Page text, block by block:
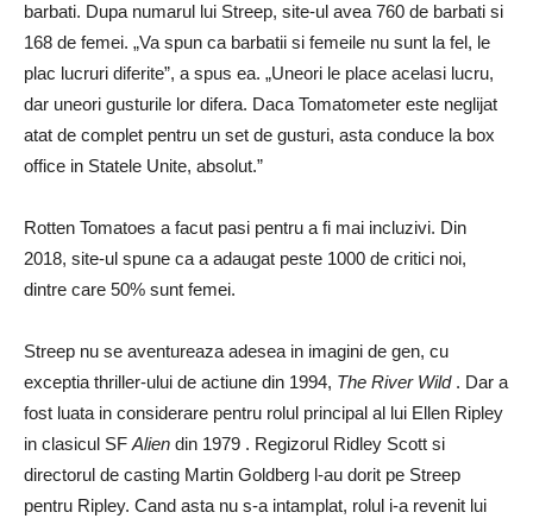
barbati. Dupa numarul lui Streep, site-ul avea 760 de barbati si
168 de femei. „Va spun ca barbatii si femeile nu sunt la fel, le
plac lucruri diferite”, a spus ea. „Uneori le place acelasi lucru,
dar uneori gusturile lor difera. Daca Tomatometer este neglijat
atat de complet pentru un set de gusturi, asta conduce la box
office in Statele Unite, absolut.”
Rotten Tomatoes a facut pasi pentru a fi mai incluzivi. Din
2018, site-ul spune ca a adaugat peste 1000 de critici noi,
dintre care 50% sunt femei.
Streep nu se aventureaza adesea in imagini de gen, cu
exceptia thriller-ului de actiune din 1994, The River Wild. Dar a
fost luata in considerare pentru rolul principal al lui Ellen Ripley
in clasicul SF Alien din 1979 . Regizorul Ridley Scott si
directorul de casting Martin Goldberg l-au dorit pe Streep
pentru Ripley. Cand asta nu s-a intamplat, rolul i-a revenit lui